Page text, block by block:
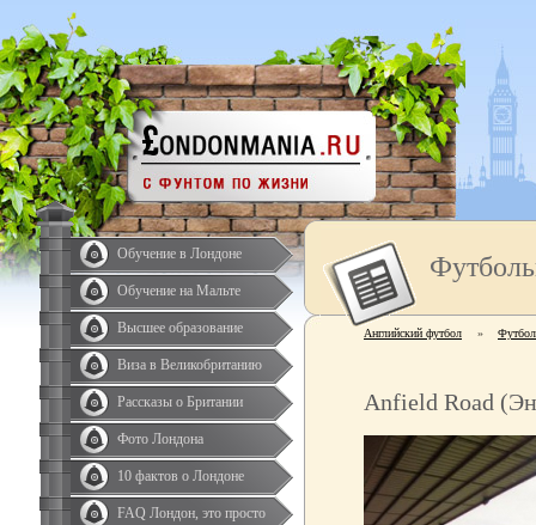
Обучение в Лондоне
Обучение на Мальте
Высшее образование
Виза в Великобританию
Рассказы о Британии
Фото Лондона
10 фактов о Лондоне
FAQ Лондон, это просто
Английский футбол »
Anfield Road